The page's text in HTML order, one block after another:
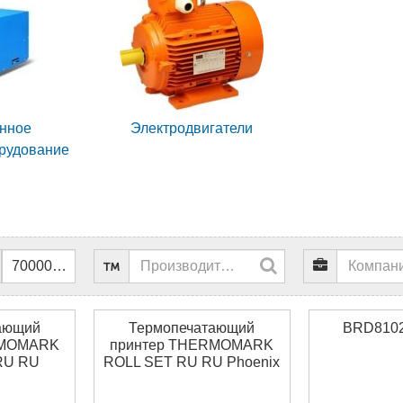
Электродвигатели
RU
Термопечатающий
принтер THERMOMARK
ROLL SET RU RU Phoenix